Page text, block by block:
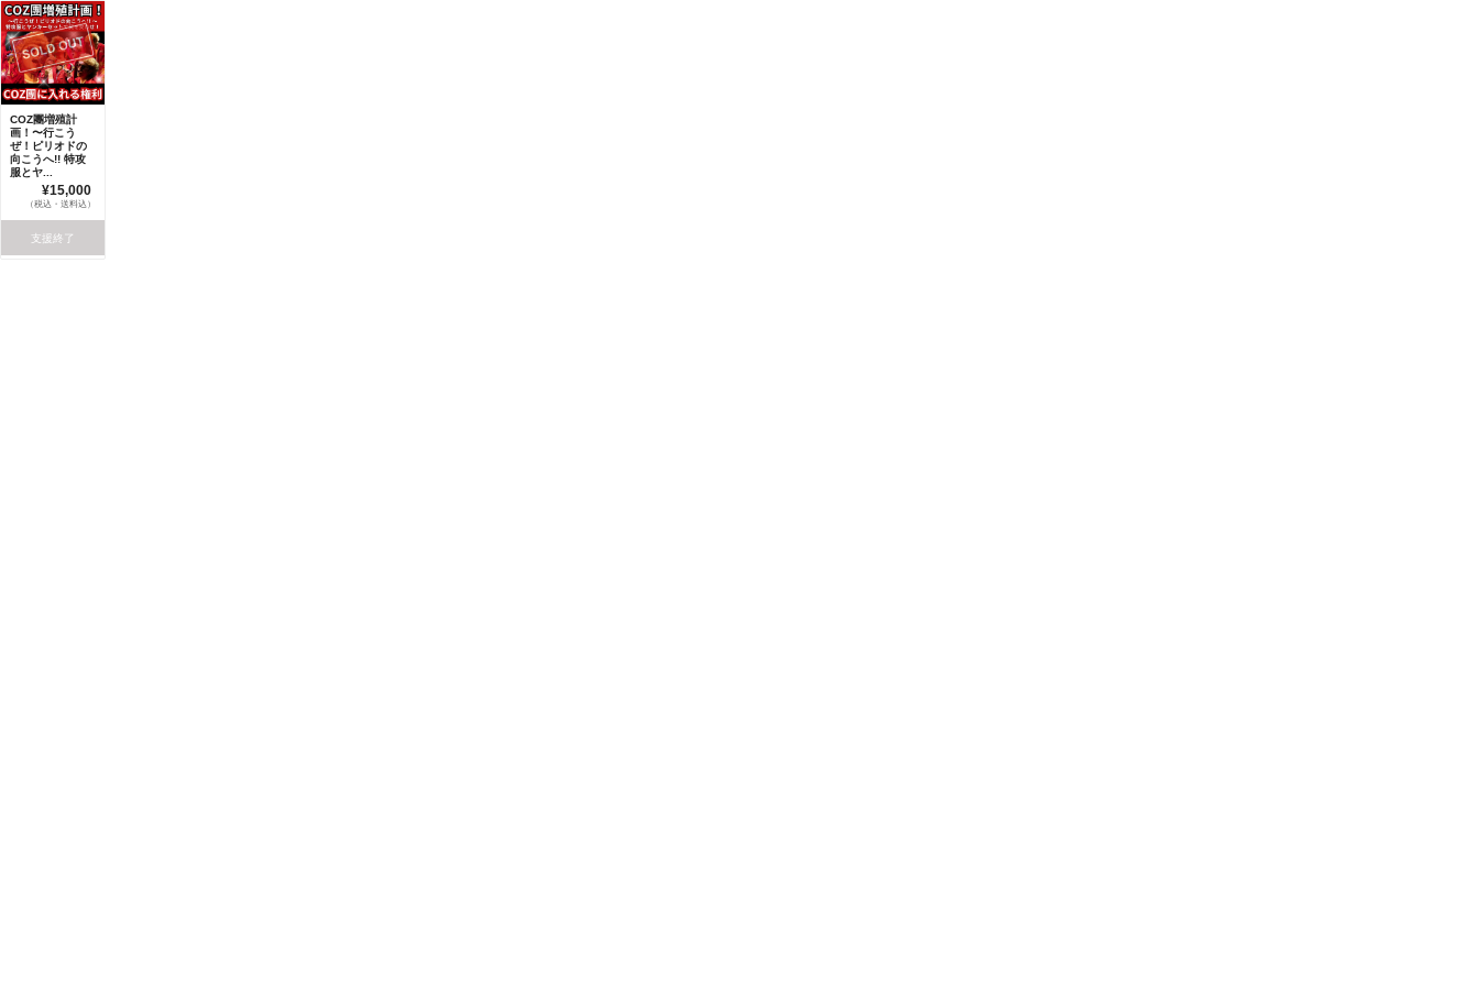
COZ團増殖計
画！〜行こう
ぜ！ピリオドの
向こうへ!! 特攻
服とヤ...
¥15,000
（税込・送料込）
支援終了